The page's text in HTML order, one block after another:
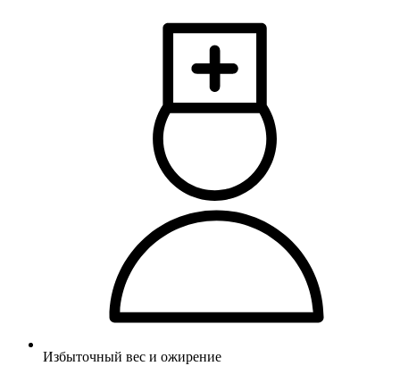
Избыточный вес и ожирение